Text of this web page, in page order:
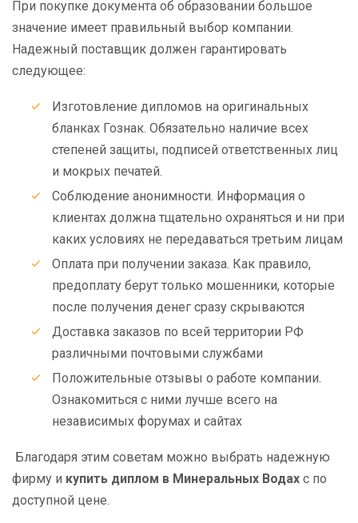
При покупке документа об образовании большое
значение имеет правильный выбор компании.
Надежный поставщик должен гарантировать
следующее:
Изготовление дипломов на оригинальных
бланках Гознак. Обязательно наличие всех
степеней защиты, подписей ответственных лиц
и мокрых печатей.
Соблюдение анонимности. Информация о
клиентах должна тщательно охраняться и ни при
каких условиях не передаваться третьим лицам
Оплата при получении заказа. Как правило,
предоплату берут только мошенники, которые
после получения денег сразу скрываются
Доставка заказов по всей территории РФ
различными почтовыми службами
Положительные отзывы о работе компании.
Ознакомиться с ними лучше всего на
независимых форумах и сайтах
Благодаря этим советам можно выбрать надежную
фирму и купить диплом в Минеральных Водах с по
доступной цене.